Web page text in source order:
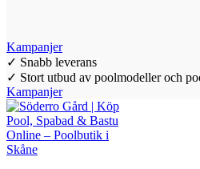
Kampanjer
✓ Snabb leverans
✓ Stort utbud av poolmodeller och
Kampanjer